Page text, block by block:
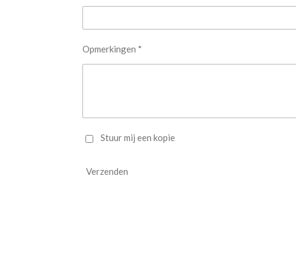
Opmerkingen *
Stuur mij een kopie
Verzenden